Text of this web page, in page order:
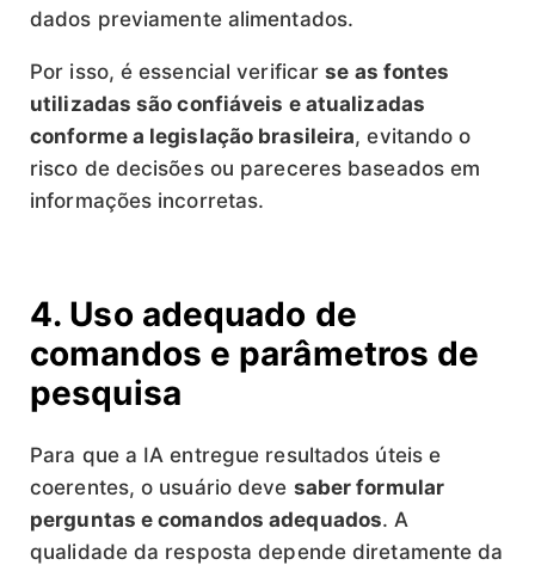
dados previamente alimentados.
Por isso, é essencial verificarse as fontes
utilizadas são confiáveis e atualizadas
conforme a legislação brasileira, evitando o
risco de decisões ou pareceres baseados em
informações incorretas.
4. Uso adequado de
comandos e parâmetros de
pesquisa
Para que a IA entregue resultados úteis e
coerentes, o usuário deve saber formular
perguntas e comandos adequados. A
qualidade da resposta depende diretamente da